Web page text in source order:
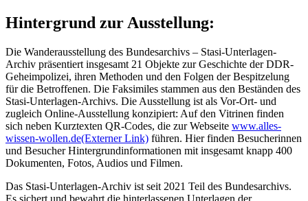
Hintergrund zur Ausstellung:
Die Wanderausstellung des Bundesarchivs – Stasi-Unterlagen-
Archiv präsentiert insgesamt 21 Objekte zur Geschichte der DDR-
Geheimpolizei, ihren Methoden und den Folgen der Bespitzelung
für die Betroffenen. Die Faksimiles stammen aus den Beständen des
Stasi-Unterlagen-Archivs. Die Ausstellung ist als Vor-Ort- und
zugleich Online-Ausstellung konzipiert: Auf den Vitrinen finden
sich neben Kurztexten QR-Codes, die zur Webseite www.alles-
wissen-wollen.de(Externer Link) führen. Hier finden Besucherinnen
und Besucher Hintergrundinformationen mit insgesamt knapp 400
Dokumenten, Fotos, Audios und Filmen.
Das Stasi-Unterlagen-Archiv ist seit 2021 Teil des Bundesarchivs.
Es sichert und bewahrt die hinterlassenen Unterlagen der